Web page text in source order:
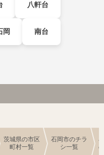
八軒台
岡 南台
茨城県の市区
町村一覧
石岡市のチラ
シ一覧